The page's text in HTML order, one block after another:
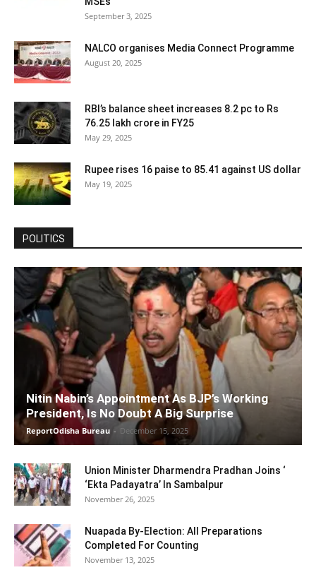
September 3, 2025
NALCO organises Media Connect Programme
August 20, 2025
RBI’s balance sheet increases 8.2 pc to Rs
76.25 lakh crore in FY25
May 29, 2025
Rupee rises 16 paise to 85.41 against US dollar
May 19, 2025
POLITICS
Nitin Nabin’s Appointment As BJP’s Working
President, Is No Doubt A Big Surprise
ReportOdisha Bureau - December 15, 2025
Union Minister Dharmendra Pradhan Joins ‘
‘Ekta Padayatra’ In Sambalpur
November 26, 2025
Nuapada By-Election: All Preparations
Completed For Counting
November 13, 2025